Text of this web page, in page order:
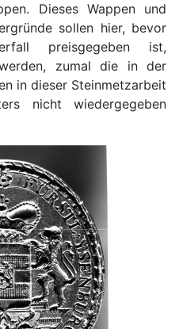
Dieses Wappen und
sollen hier, bevor
preisgegeben ist,
zumal die in der
in dieser Steinmetzarbeit
nicht wiedergegeben